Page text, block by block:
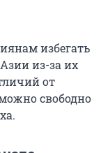
избегать
из-за их
от
свободно